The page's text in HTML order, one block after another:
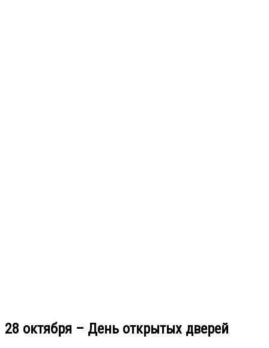
28 октября – День открытых дверей